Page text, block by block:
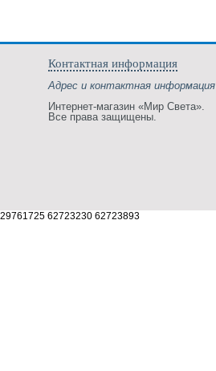
Контактная информация
Адрес и контактная информация
Интернет-магазин «Мир Света».
Все права защищены.
29761725 62723230 62723893